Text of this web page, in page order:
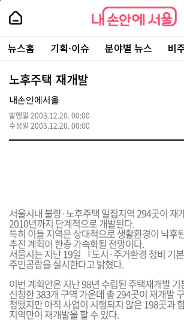
본
로
가
내
손
안
에
서
울
-
서
울
시
대
표
소
내
손
에
울
주
요
서
뉴스홈 기획·이슈 분야별 뉴스 비
노후주택 재개발
내손안에서울
발행일 2003.12.20. 00:00
수정일 2003.12.20. 00:00
서울시내 불량·노후주택 밀집지역 294곳이
2010년까지 단계적으로 개발된다.
특히 이들 지역은 상대적으로 생활환경이 낙후
추진 계획이 한층 가속화될 전망이다.
서울시는 지난 19일 『도시·주거환경 정비 기
주민공람을 실시한다고 밝혔다.
이번 계획안은 지난 98년 수립된 주택재개발
신청한 383개 구역 가운데 총 294곳이 재개발
정됐지만 아직 사업이 시행되지 않은 198곳과
지역만이 재개발을 할 수 있다.
페
상
단
로